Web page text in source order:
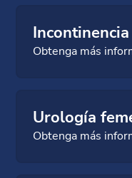
Obtenga más
Urología
Obtenga más